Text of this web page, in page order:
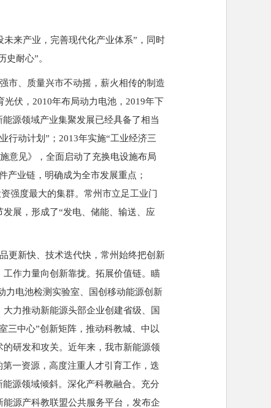
来产业，完善现代化产业体系”，同时
耐心”。
市、质量兴市不动摇，薪火相传的制造
伏，2010年布局动力电池，2019年下
源领域产业集聚发展已经具备了相当
行动计划”；2013年实施“工业经济三
意见》，全面启动了充换电设施布局
产业链，明确成为全市发展重点；
强度最大的集群。常州市立足工业门
展，形成了“发电、储能、输送、应
更新快、技术迭代快，常州始终把创新
作力量向创新靠拢。拓展价值链。瞄
力电池检测实验室、国创移动能源创新
力推动新能源头部企业创建省级、国
三中心”创新矩阵，推动科教城、中以
研发和攻关。近年来，我市新能源领
一资源，高度注重人才引育工作，迭
源领域倾斜。深化产科教融合。充分
源产科教联盟公共服务平台，发布企